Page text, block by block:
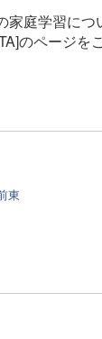
家庭学習につ
のページを
東